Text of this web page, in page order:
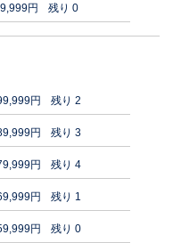
円 残り 0
円 残り 2
円 残り 3
円 残り 4
円 残り 1
円 残り 0